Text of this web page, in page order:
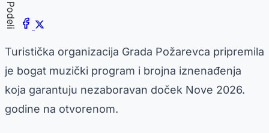
Podeli
Turistička organizacija Grada Požarevca pripremila
je bogat muzički program i brojna iznenađenja
koja garantuju nezaboravan doček Nove 2026.
godine na otvorenom.